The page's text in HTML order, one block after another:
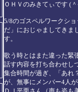
ＯＨＶのみきてぃです (
5/8のゴスペルワークシ
だ」におじゃましてきま
す。
歌う時とはまた違った緊
話す内容を打ち合わせし
集合時間が過ぎ、「あれ
が、無事にメンバー4人